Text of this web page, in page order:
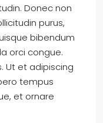
Donec non
purus,
bibendum
orci congue.
Ut et adipiscing
tempus
et ornare